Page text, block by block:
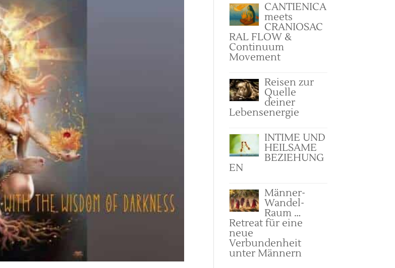
CANTIENICA
meets
CRANIOSAC
RAL FLOW &
Continuum
Movement
Reisen zur
Quelle
deiner
Lebensenergie
INTIME UND
HEILSAME
BEZIEHUNG
EN
Männer-
Wandel-
Raum …
Retreat für eine
neue
Verbundenheit
unter Männern